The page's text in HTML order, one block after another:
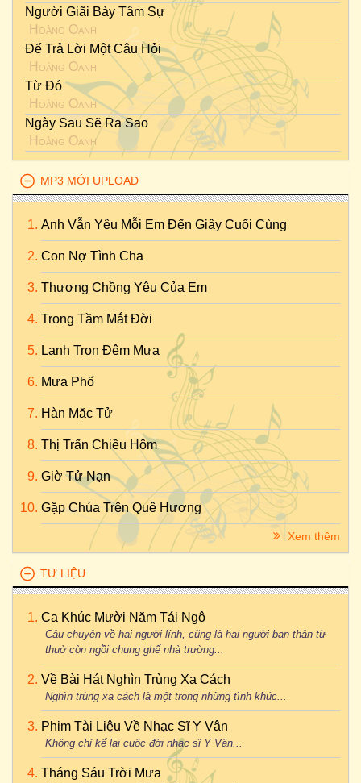
Người Giãi Bày Tâm Sự
Hoàng Oanh
Để Trả Lời Một Câu Hỏi
Hoàng Oanh
Từ Đó
Hoàng Oanh
Ngày Sau Sẽ Ra Sao
Hoàng Oanh
MP3 MỚI UPLOAD
Anh Vẫn Yêu Mỗi Em Đến Giây Cuối Cùng
Con Nợ Tình Cha
Thương Chồng Yêu Của Em
Trong Tầm Mắt Đời
Lạnh Trọn Đêm Mưa
Mưa Phố
Hàn Mặc Tử
Thị Trấn Chiều Hôm
Giờ Tử Nạn
Gặp Chúa Trên Quê Hương
Xem thêm
TƯ LIỆU
Ca Khúc Mười Năm Tái Ngộ
Câu chuyện về hai người lính, cũng là hai người bạn thân từ
thuở còn ngồi chung ghế nhà trường...
Về Bài Hát Nghìn Trùng Xa Cách
Nghìn trùng xa cách là một trong những tình khúc...
Phim Tài Liệu Về Nhạc Sĩ Y Vân
Không chỉ kể lại cuộc đời nhạc sĩ Y Vân...
Tháng Sáu Trời Mưa